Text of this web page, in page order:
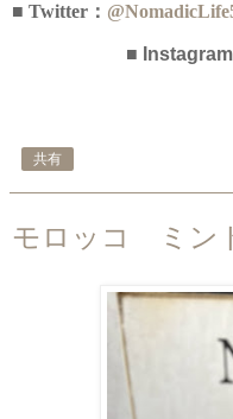
■ Twitter：
■ Instagram
共有
モロッコ ミン